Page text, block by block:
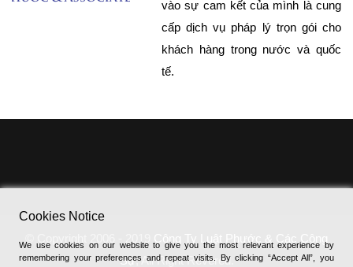
vào sự cam kết của mình là cung
cấp dịch vụ pháp lý trọn gói cho
khách hàng trong nước và quốc
tế.
© Copyright 2006 - 2019
Công Ty Luật Phước & Các Cộng
Sự, All Right Revered.
Cookies Notice
We use cookies on our website to give you the most relevant experience by
remembering your preferences and repeat visits. By clicking “Accept All”, you